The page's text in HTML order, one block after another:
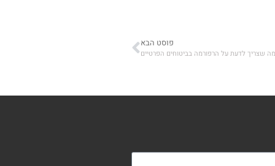
פוסט הבא
שצריך לדעת על הרפורמה בביטוחים הפרטיים